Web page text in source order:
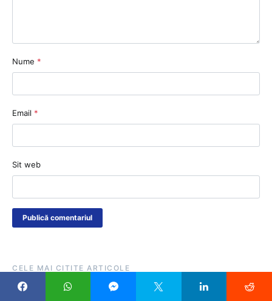
Nume *
Email *
Sit web
CELE MAI CITITE ARTICOLE
Șeful ISJ Gorj, alți 8 inspectori și